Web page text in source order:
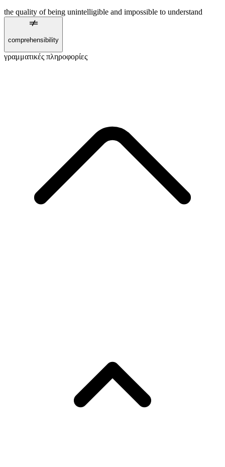
the quality of being unintelligible and impossible to understand
comprehensibility
γραμματικές πληροφορίες